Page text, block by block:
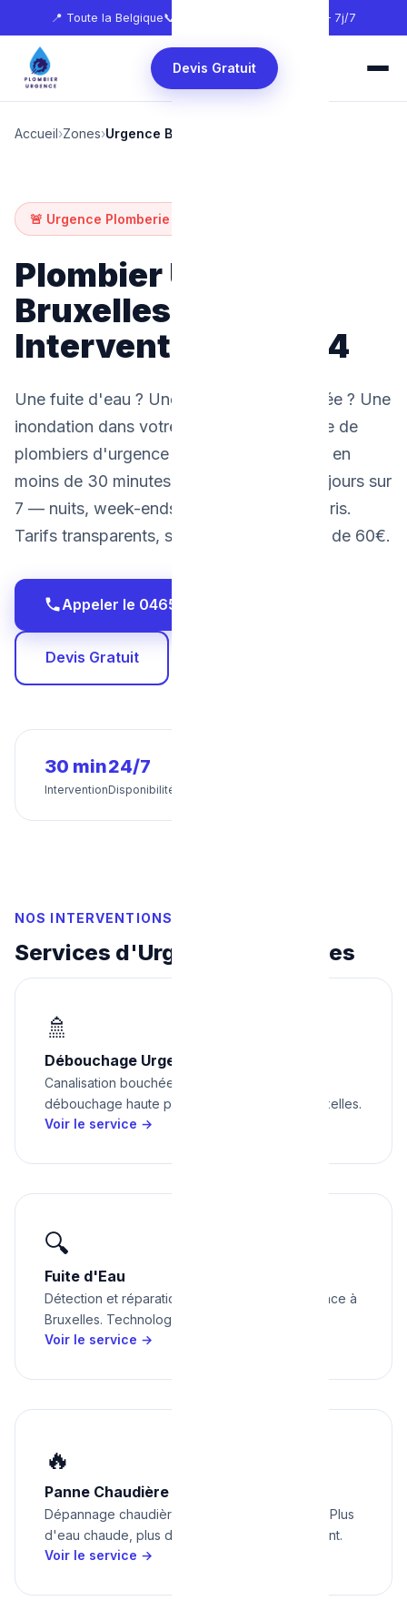
📍 Toute la Belgique📞 🕐 24h/24 — 7j/7
Devis Gratuit
Accueil›Zones›Urgence Bruxelles
🚨 Urgence Plomberie — Bruxelles
Plombier Urgence
Bruxelles —
Intervention 24h/24
Une fuite d'eau ? Une canalisation bouchée ? Une
inondation dans votre cave ? Notre équipe de
plombiers d'urgence à Bruxelles intervient en
moins de 30 minutes, 24 heures sur 24, 7 jours sur
7 — nuits, week-ends et jours fériés compris.
Tarifs transparents, sans surprise. À partir de 60€.
Appeler le 0465 68 51 58
Devis Gratuit
30 min
Intervention
24/7
Disponibilité
NOS INTERVENTIONS D'URGENCE
Services d'Urgence à Bruxelles
🚿
Débouchage Urgent
Canalisation bouchée, WC bouché, évier —
débouchage haute pression en urgence à Bruxelles.
Voir le service →
🔍
Fuite d'Eau
Détection et réparation de fuite d'eau en urgence à
Bruxelles. Technologies non-destructives.
Voir le service →
🔥
Panne Chaudière
Dépannage chaudière en urgence à Bruxelles. Plus
d'eau chaude, plus de chauffage — on intervient.
Voir le service →